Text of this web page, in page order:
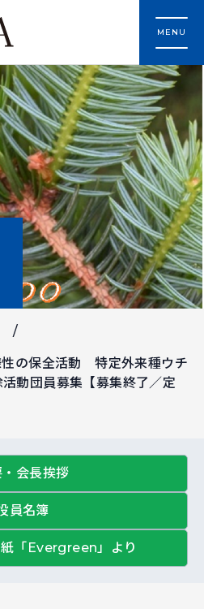
MENU
の保全活動 特定外来種ウチ
動団員募集【募集終了／定
会長挨拶
員名簿
「Evergreen」より